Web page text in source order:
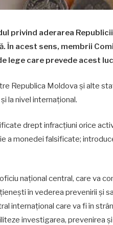
privind aderarea
În acest sens, membrii
lege care prevede acest
Republica Moldova și alte
la nivel internațional.
drept infracțiuni orice
a monedei falsificate;
național central, care va
în vederea prevenirii și
internațional care va fi în
investigarea, prevenirea